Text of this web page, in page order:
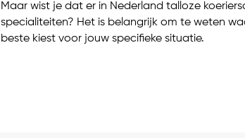
Maar wist je dat er in Nederland talloze
specialiteiten? Het is belangrijk om te weten
beste kiest voor jouw specifieke situatie.